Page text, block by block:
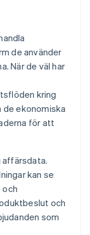
de använder
När de väl har
kring
de ekonomiska
för att
affärsdata.
kan se
och
som